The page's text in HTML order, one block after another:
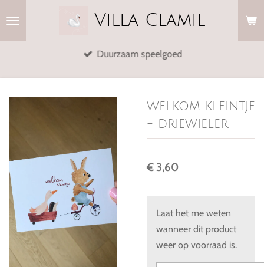
hoofdinhoud
Villa Clamil
Duurzaam speelgoed
welkom kleintje
- driewieler
€ 3,60
Laat het me weten
wanneer dit product
weer op voorraad is.